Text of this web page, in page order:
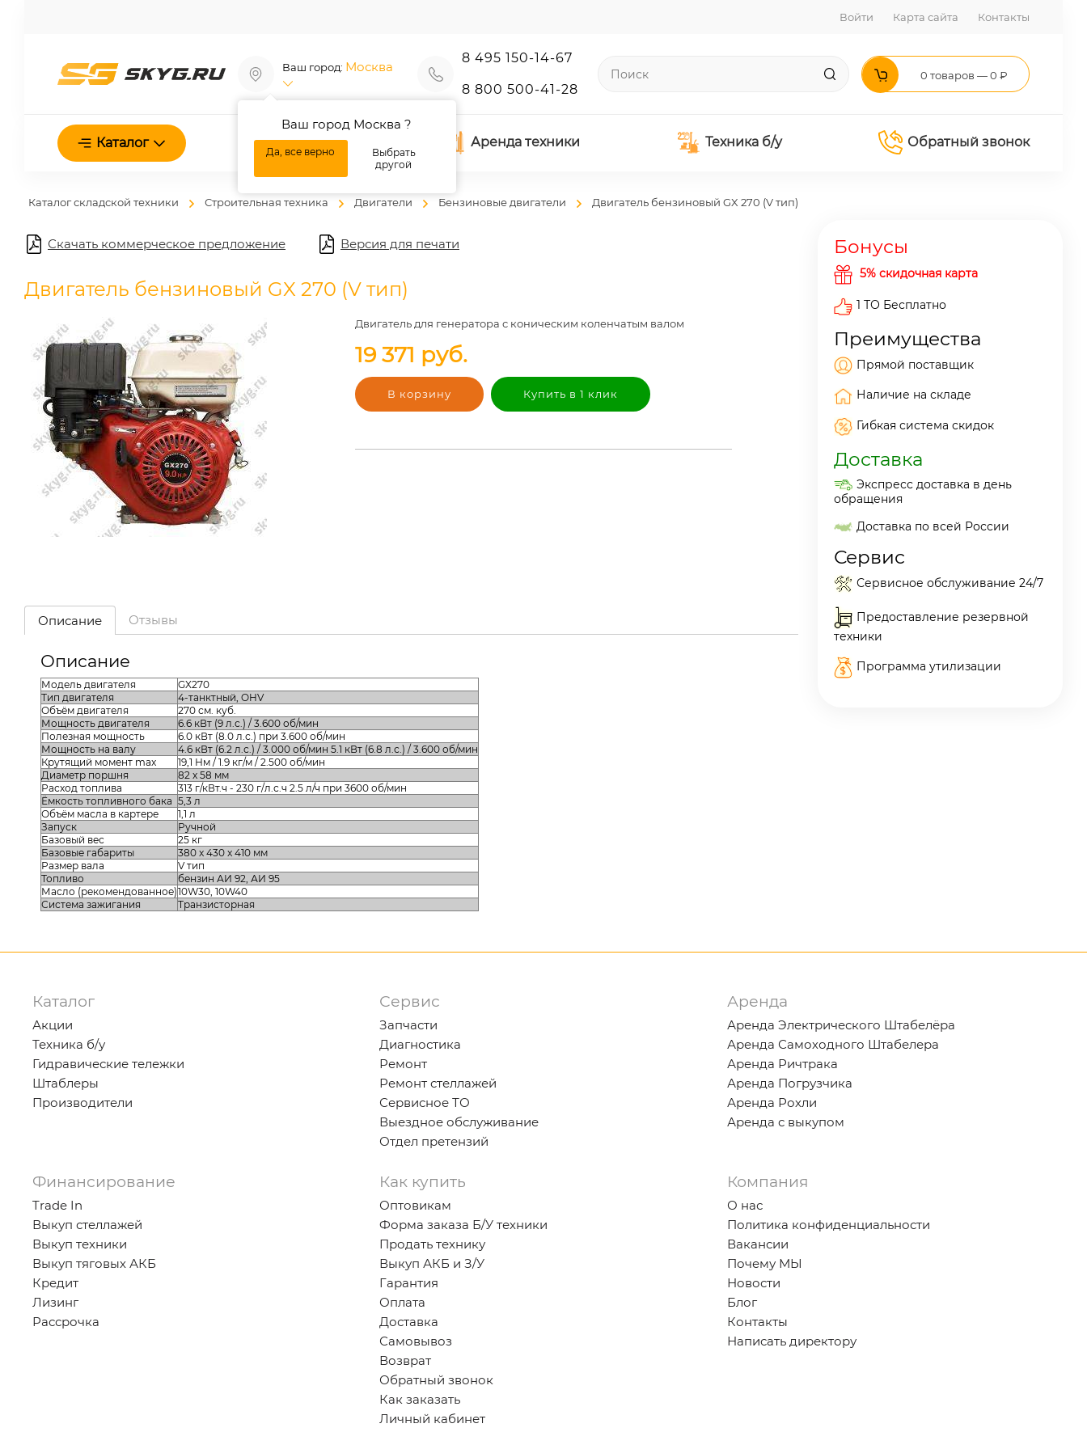
Войти Карта сайта Контакты
Ваш город: Москва
Ваш город Москва ?
Да, все верно
Выбрать
другой
8 495 150-14-67
8 800 500-41-28
0 товаров — 0 ₽
Каталог О нас Аренда техники Техника б/у Обратный звонок
Каталог складской техники Строительная техника Двигатели Бензиновые двигатели Двигатель бензиновый GX 270 (V тип)
Скачать коммерческое предложение Версия для печати
Двигатель бензиновый GX 270 (V тип)
Двигатель для генератора с коническим коленчатым валом
19 371 руб.
В корзину Купить в 1 клик
Описание Отзывы
Описание
Модель двигателя
GX270
Тип двигателя
4-танктный, OHV
Объём двигателя
270 см. куб.
Мощность двигателя
6.6 кВт (9 л.с.) / 3.600 об/мин
Полезная мощность
6.0 кВт (8.0 л.с.) при 3.600 об/мин
Мощность на валу
4.6 кВт (6.2 л.с.) / 3.000 об/мин 5.1 кВт (6.8 л.с.) / 3.600 об/мин
Крутящий момент max
19,1 Нм / 1.9 кг/м / 2.500 об/мин
Диаметр поршня
82 x 58 мм
Расход топлива
313 г/кВт.ч - 230 г/л.с.ч 2.5 л/ч при 3600 об/мин
Ёмкость топливного бака 5,3 л
Объём масла в картере
1,1 л
Запуск
Ручной
Базовый вес
25 кг
Базовые габариты
380 x 430 x 410 мм
Размер вала
V тип
Топливо
бензин АИ 92, АИ 95
Масло (рекомендованное)10W30, 10W40
Система зажигания
Транзисторная
Бонусы
5% скидочная карта
1 ТО Бесплатно
Преимущества
Прямой поставщик
Наличие на складе
Гибкая система скидок
Доставка
Экспресс доставка в день
обращения
Доставка по всей России
Сервис
Сервисное обслуживание 24/7
Предоставление резервной
техники
Программа утилизации
Каталог
Акции
Техника б/у
Гидравические тележки
Штаблеры
Производители
Сервис
Запчасти
Диагностика
Ремонт
Ремонт стеллажей
Сервисное ТО
Выездное обслуживание
Отдел претензий
Аренда
Аренда Электрического Штабелёра
Аренда Самоходного Штабелера
Аренда Ричтрака
Аренда Погрузчика
Аренда Рохли
Аренда с выкупом
Финансирование
Trade In
Выкуп стеллажей
Выкуп техники
Выкуп тяговых АКБ
Кредит
Лизинг
Рассрочка
Как купить
Оптовикам
Форма заказа Б/У техники
Продать технику
Выкуп АКБ и З/У
Гарантия
Оплата
Доставка
Самовывоз
Возврат
Обратный звонок
Как заказать
Личный кабинет
Компания
О нас
Политика конфиденциальности
Вакансии
Почему МЫ
Новости
Блог
Контакты
Написать директору